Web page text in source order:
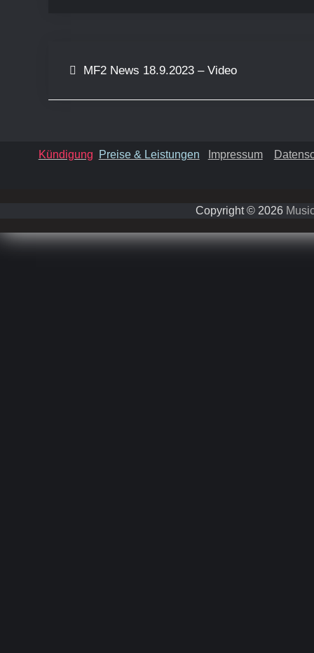
Beitragsnavigation
MF2 News 18.9.2023 – Video
Kündigung Preise & Leistungen Impressum
Copyright © 2026